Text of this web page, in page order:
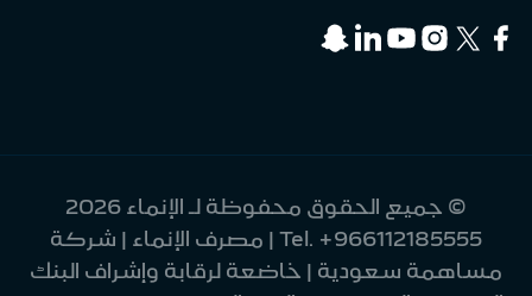
© جميع الحقوق محفوظة لـ الإنماء 2026
Tel. +966112185555
| مصرف الإنماء | شركة
مساهمة سعودية | خاضعة لرقابة وإشراف البنك